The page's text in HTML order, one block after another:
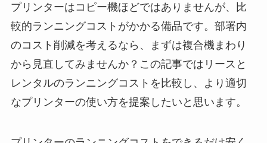
プリンターはコピー機ほどではありませんが、比
較的ランニングコストがかかる備品です。部署内
のコスト削減を考えるなら、まずは複合機まわり
から見直してみませんか？この記事ではリースと
レンタルのランニングコストを比較し、より適切
なプリンターの使い方を提案したいと思います。